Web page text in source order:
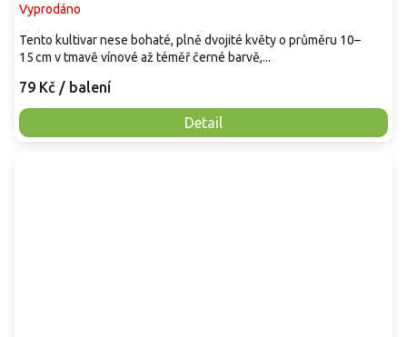
Vyprodáno
79 Kč / balení
Detail
Tento kultivar nese bohaté, plně dvojité květy o průměru 10–
15 cm v tmavě vínové až téměř černé barvě,...